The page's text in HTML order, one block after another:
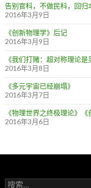
告别官科，不做民科，回归
2016年3月9日
《创新物理学》后记
2016年3月9日
《我们打赌：超对称理论
2016年3月8日
《多元宇宙已经崩塌》
2016年3月7日
《物理世界之终极理论》
2016年3月6日
搜